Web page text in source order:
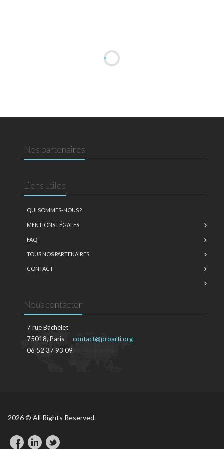
Nos partenaires
Liens utiles
QUI SOMMES-NOUS ?
MENTIONS LÉGALES
FAQ
TOUS NOS PARTENAIRES
CONTACT
Nous contacter
7 rue Bachelet
75018, Paris
06 52 37 93 09
contact@proarti.org
2026 © All Rights Reserved.